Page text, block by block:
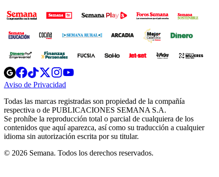
Opens
in
new
Opens
in
new
Opens
in
new
window
Opens
new
windowwindow
Aviso de Privacidad
new
window
Todas las marcas registradas son propiedad de la compañía
respectiva o de PUBLICACIONES SEMANA S.A.
Se prohíbe la reproducción total o parcial de cualquiera de los
contenidos que aquí aparezca, así como su traducción a cualquier
idioma sin autorización escrita por su titular.
© 2026 Semana. Todos los derechos reservados.